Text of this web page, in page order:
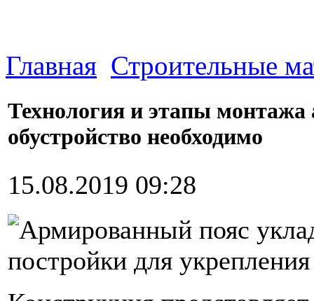
Главная Строительные
Технология и этапы монтажа
обустройство необходимо
15.08.2019 09:28
Армированный пояс
постройки для